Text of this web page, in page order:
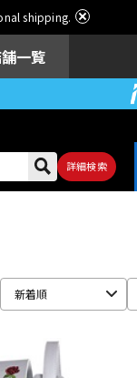
shipping.
一覧
詳細検索
アンプ
新着順